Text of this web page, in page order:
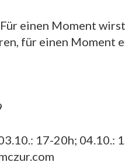
einen Moment
für einen Moment
17-20h; 04.10.: